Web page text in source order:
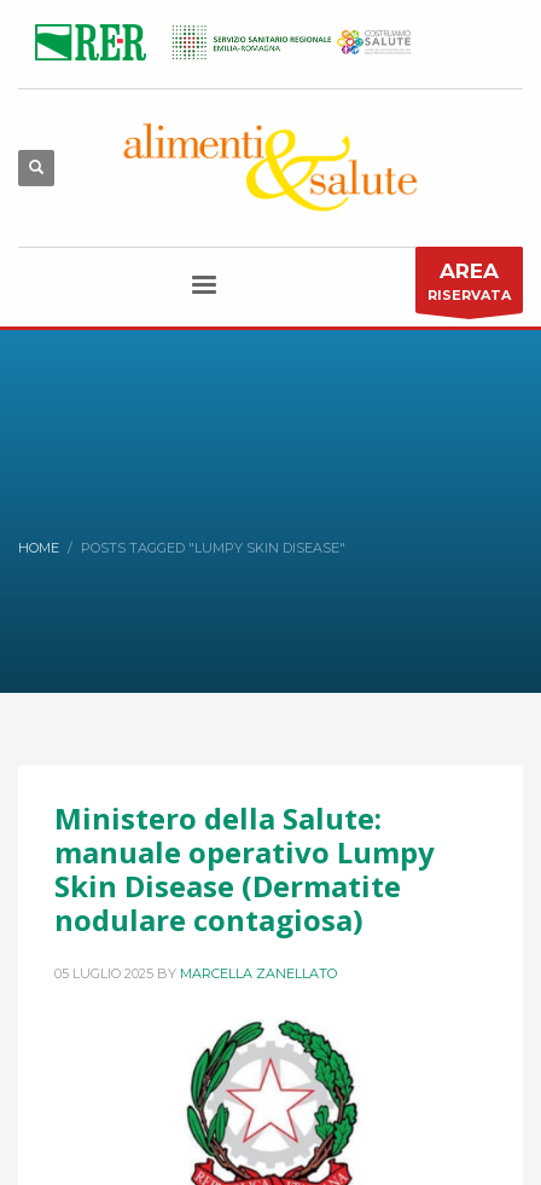
AREA
RISERVATA
HOME POSTS TAGGED "LUMPY SKIN DISEASE"
Ministero della Salute:
manuale operativo Lumpy
Skin Disease (Dermatite
nodulare contagiosa)
05 LUGLIO 2025 BY MARCELLA ZANELLATO